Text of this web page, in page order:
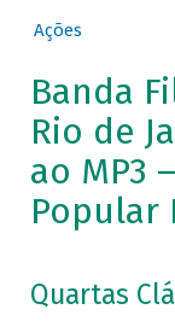
Ações
Banda
Rio de
ao MP3
Popular
Quartas